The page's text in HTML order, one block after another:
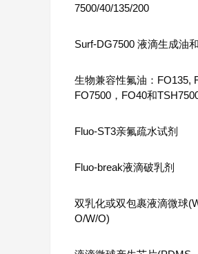
7500/40/135/200
Surf-DG7500 液滴生成油
生物兼容性氟油：FO135,
FO7500，FO40和
Fluo-ST3亲氟疏水试剂
Fluo-break液滴破乳剂
双乳化或双包裹液滴微球
O/W/O)